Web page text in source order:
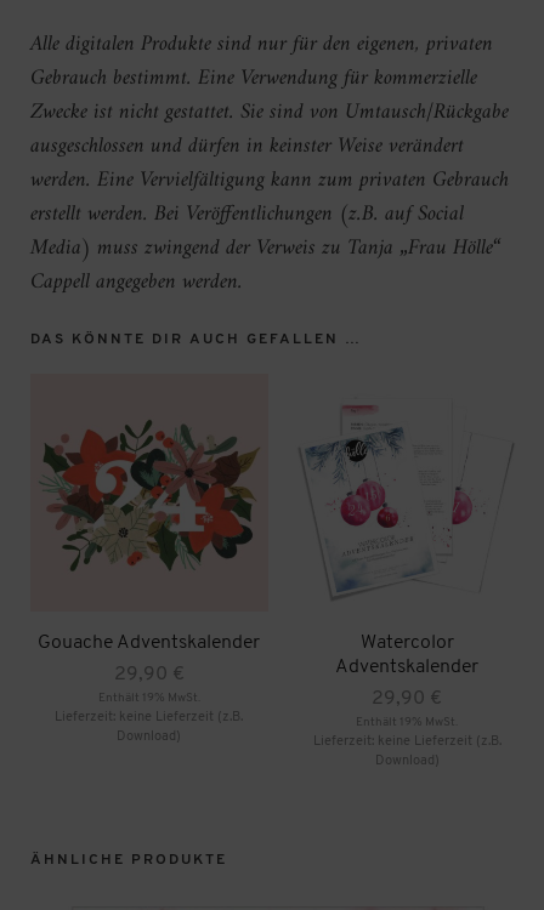
Alle digitalen Produkte sind nur für den eigenen, privaten
Gebrauch bestimmt. Eine Verwendung für kommerzielle
Zwecke ist nicht gestattet. Sie sind von Umtausch/Rückgabe
ausgeschlossen und dürfen in keinster Weise verändert
werden. Eine Vervielfältigung kann zum privaten Gebrauch
erstellt werden. Bei Veröffentlichungen (z.B. auf Social
Media) muss zwingend der Verweis zu Tanja „Frau Hölle“
Cappell angegeben werden.
DAS KÖNNTE DIR AUCH GEFALLEN …
Gouache Adventskalender
29,90 €
Enthält 19% MwSt.
Lieferzeit: keine Lieferzeit (z.B.
Download)
Watercolor
Adventskalender
29,90 €
Enthält 19% MwSt.
Lieferzeit: keine Lieferzeit (z.B.
Download)
ÄHNLICHE PRODUKTE